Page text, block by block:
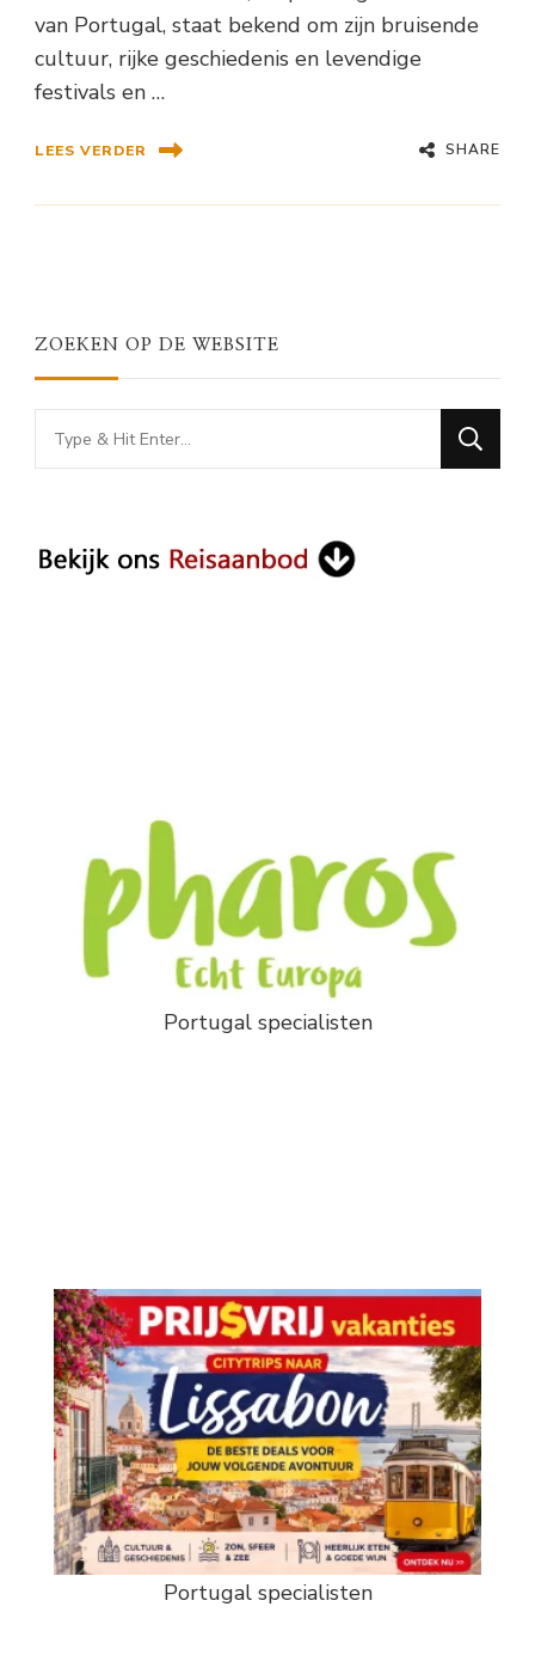
van Portugal, staat bekend om zijn bruisende
cultuur, rijke geschiedenis en levendige
festivals en …
LEES VERDER SHARE
ZOEKEN OP DE WEBSITE
Looking
for
Portugal specialisten
Portugal specialisten